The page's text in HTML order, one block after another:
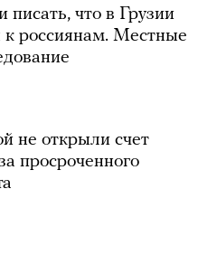
писать, что в Грузии
к россиянам. Местные
не открыли счет
просроченного